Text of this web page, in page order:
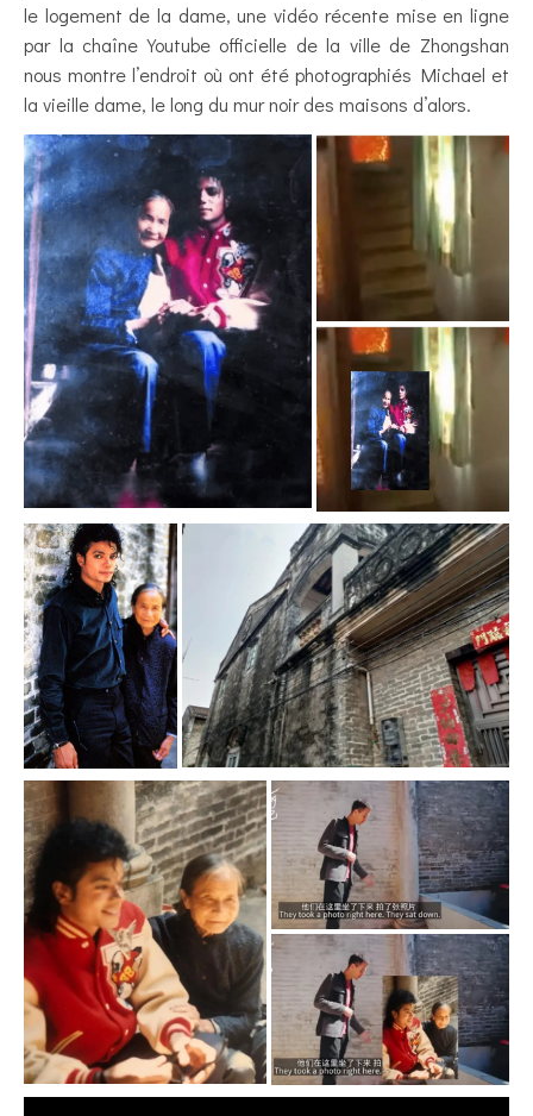
le logement de la dame, une vidéo récente mise en ligne
par la chaîne Youtube officielle de la ville de Zhongshan
nous montre l’endroit où ont été photographiés Michael et
la vieille dame, le long du mur noir des maisons d’alors.